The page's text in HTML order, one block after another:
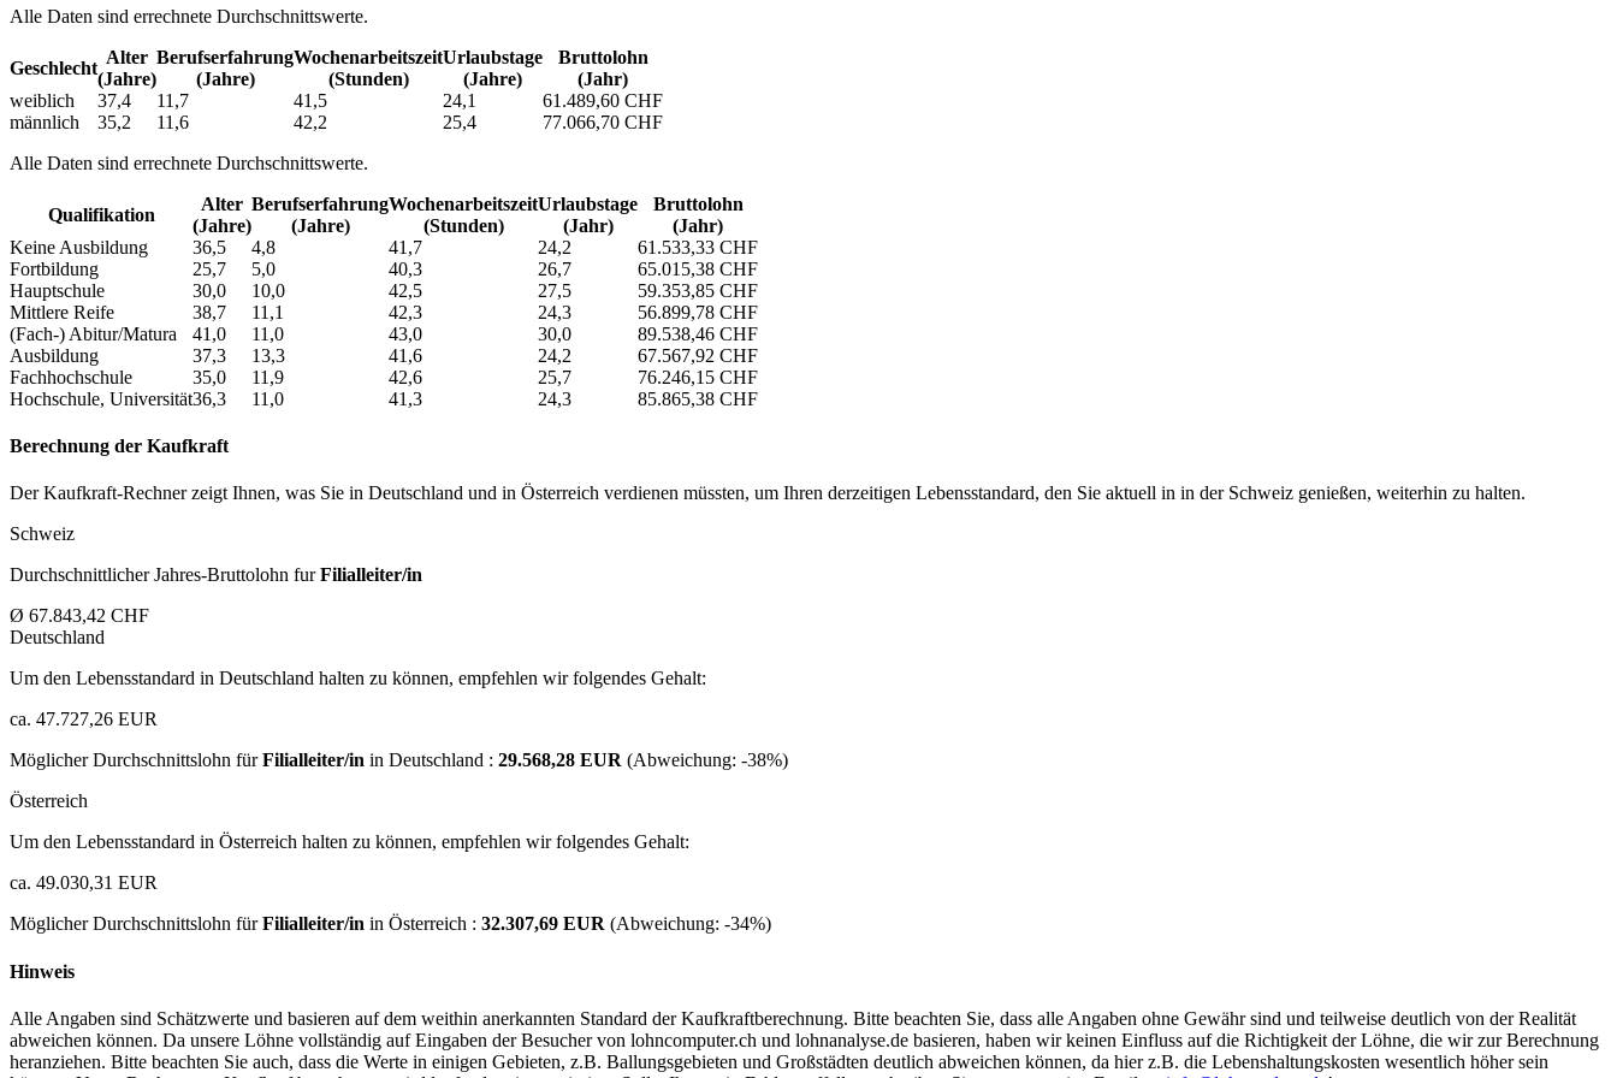
Alle Daten sind errechnete Durchschnittswerte.
Geschlecht
Alter
(Jahre)
Berufs­erfahrung
(Jahre)
Wochen­arbeitszeit
(Stunden)
Urlaubs­tage
(Jahre)
Bruttolohn
(Jahr)
weiblich
37,4 11,7 41,5 24,1
61.489,60 CHF
männlich
35,2 11,6 42,2 25,4
77.066,70 CHF
Alle Daten sind errechnete Durchschnittswerte.
Qualifikation
Alter
(Jahre)
Berufs­erfahrung
(Jahre)
Wochen­arbeitszeit
(Stunden)
Urlaubs­tage
(Jahr)
Bruttolohn
(Jahr)
Keine Ausbildung
36,5 4,8 41,7 24,2
61.533,33 CHF
Fortbildung
25,7 5,0 40,3 26,7
65.015,38 CHF
Hauptschule
30,0 10,0 42,5 27,5
59.353,85 CHF
Mittlere Reife
38,7 11,1 42,3 24,3
56.899,78 CHF
(Fach-) Abitur/Matura
41,0 11,0 43,0 30,0
89.538,46 CHF
Ausbildung
37,3 13,3 41,6 24,2
67.567,92 CHF
Fachhochschule
35,0 11,9 42,6 25,7
76.246,15 CHF
Hochschule, Universität36,3 11,0 41,3 24,3 85.865,38 CHF
Berechnung der Kaufkraft
Der Kaufkraft-Rechner zeigt Ihnen, was Sie in Deutschland und in Österreich verdienen müssten, um Ihren derzeitigen Lebensstandard, den Sie aktuell in in der Schweiz genießen, weiterhin zu halten.
Schweiz
Durchschnittlicher Jahres-Bruttolohn furFilialleiter/in
Ø 67.843,42 CHF
Deutschland
Um den Lebensstandard in Deutschland halten zu können, empfehlen wir folgendes Gehalt:
ca. 47.727,26 EUR
Möglicher Durchschnittslohn fürFilialleiter/in in Deutschland : 29.568,28 EUR (Abweichung: -38%)
Österreich
Um den Lebensstandard in Österreich halten zu können, empfehlen wir folgendes Gehalt:
ca. 49.030,31 EUR
Möglicher Durchschnittslohn fürFilialleiter/in in Österreich : 32.307,69 EUR (Abweichung: -34%)
Hinweis
Alle Angaben sind Schätzwerte und basieren auf dem weithin anerkannten Standard der Kaufkraftberechnung. Bitte beachten Sie, dass alle Angaben ohne Gewähr sind und teilweise deutlich von der Realität
abweichen können. Da unsere Löhne vollständig auf Eingaben der Besucher von lohncomputer.ch und lohnanalyse.de basieren, haben wir keinen Einfluss auf die Richtigkeit der Löhne, die wir zur Berechnung
heranziehen. Bitte beachten Sie auch, dass die Werte in einigen Gebieten, z.B. Ballungsgebieten und Großstädten deutlich abweichen können, da hier z.B. die Lebenshaltungskosten wesentlich höher sein